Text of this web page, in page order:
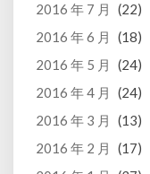
2016 年 7 月
(22)
2016 年 6 月
(18)
2016 年 5 月
(24)
2016 年 4 月
(24)
2016 年 3 月
(13)
2016 年 2 月
(17)